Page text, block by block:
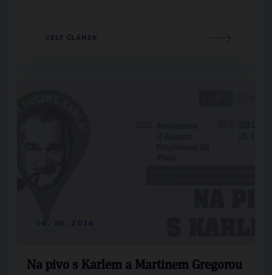
CELÝ ČLÁNEK
Na pivo s Karlem a Martinem Gregorou